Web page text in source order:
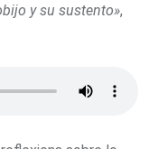
y su sustento»,